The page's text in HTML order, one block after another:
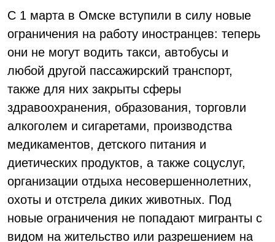
С 1 марта в Омске вступили в силу новые
ограничения на работу иностранцев: теперь
они не могут водить такси, автобусы и
любой другой пассажирский транспорт,
также для них закрыты сферы
здравоохранения, образования, торговли
алкоголем и сигаретами, производства
медикаментов, детского питания и
диетических продуктов, а также соцуслуг,
организации отдыха несовершеннолетних,
охоты и отстрела диких животных. Под
новые ограничения не попадают мигранты с
видом на жительство или разрешением на